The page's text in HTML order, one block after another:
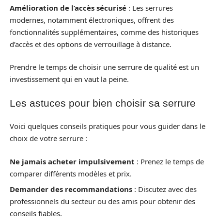
Amélioration de l’accès sécurisé : Les serrures
modernes, notamment électroniques, offrent des
fonctionnalités supplémentaires, comme des historiques
d’accès et des options de verrouillage à distance.
Prendre le temps de choisir une serrure de qualité est un
investissement qui en vaut la peine.
Les astuces pour bien choisir sa serrure
Voici quelques conseils pratiques pour vous guider dans le
choix de votre serrure :
Ne jamais acheter impulsivement : Prenez le temps de
comparer différents modèles et prix.
Demander des recommandations : Discutez avec des
professionnels du secteur ou des amis pour obtenir des
conseils fiables.